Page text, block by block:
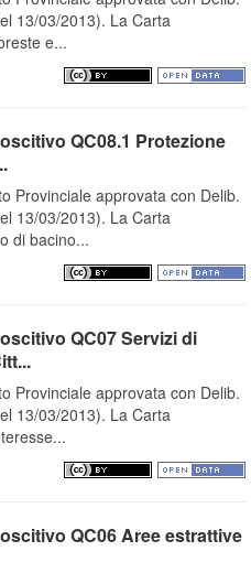
13/03/2013). La Carta
e...
QC08.1 Protezione
Provinciale approvata con Delib.
13/03/2013). La Carta
di bacino...
QC07 Servizi di
Provinciale approvata con Delib.
13/03/2013). La Carta
QC06 Aree estrattive